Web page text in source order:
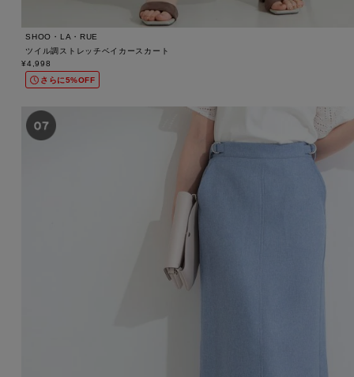
SHOO・LA・RUE
ツイル調ストレッチベイカースカート
¥4,998
さらに5%OFF